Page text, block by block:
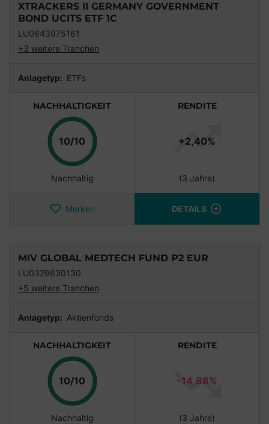
XTRACKERS II GERMANY GOVERNMENT
BOND UCITS ETF 1C
LU0643975161
+3 weitere Tranchen
Anlagetyp: ETFs
NACHHALTIGKEIT
10/10 Punkte
Nachhaltig
RENDITE
+2,40%
(3 Jahre)
Merken DETAILS
MIV GLOBAL MEDTECH FUND P2 EUR
LU0329630130
+5 weitere Tranchen
Anlagetyp: Aktienfonds
NACHHALTIGKEIT
10/10 Punkte
Nachhaltig
RENDITE
-14,88%
(3 Jahre)